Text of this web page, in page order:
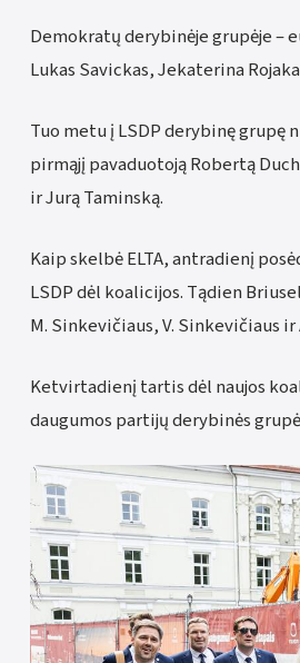
Demokratų derybinėje grupėje –
Lukas Savickas, Jekaterina
Tuo metu į LSDP derybinę
pirmąjį pavaduotoją Robertą
ir Jurą Taminską.
Kaip skelbė ELTA, antradienį
LSDP dėl koalicijos. Tądien
M. Sinkevičiaus, V. Sinkevičiaus
Ketvirtadienį tartis dėl naujos
daugumos partijų derybinės